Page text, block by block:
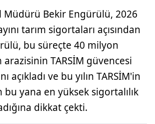
Ankara
Antalya
Artvin
Aydın
Balıkesir
Müdürü Bekir Engürülü, 2026
tarım sigortaları açısından
bu süreçte 40 milyon
arazisinin TARSİM güvencesi
açıkladı ve bu yılın TARSİM'in
yana en yüksek sigortalılık
dikkat çekti.